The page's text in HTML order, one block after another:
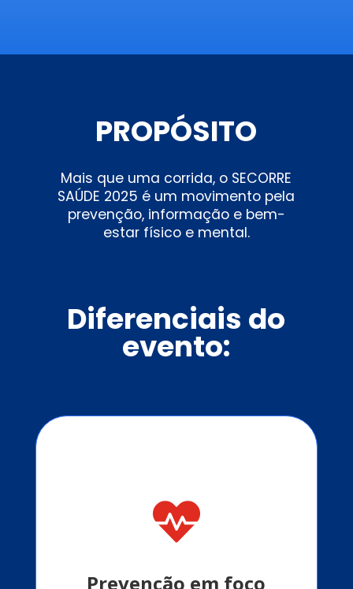
PROPÓSITO
Mais que uma corrida, o SECORRE
SAÚDE 2025 é um movimento pela
prevenção, informação e bem-
estar físico e mental.
Diferenciais do
evento:

Prevenção em foco
Orientações sobre doenças como
hipertensão, diabetes, câncer e hábitos